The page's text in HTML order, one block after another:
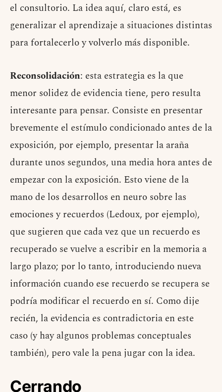
el consultorio. La idea aquí, claro está, es
generalizar el aprendizaje a situaciones distintas
para fortalecerlo y volverlo más disponible.
Reconsolidación: esta estrategia es la que
menor solidez de evidencia tiene, pero resulta
interesante para pensar. Consiste en presentar
brevemente el estímulo condicionado antes de la
exposición, por ejemplo, presentar la araña
durante unos segundos, una media hora antes de
empezar con la exposición. Esto viene de la
mano de los desarrollos en neuro sobre las
emociones y recuerdos (Ledoux, por ejemplo),
que sugieren que cada vez que un recuerdo es
recuperado se vuelve a escribir en la memoria a
largo plazo; por lo tanto, introduciendo nueva
información cuando ese recuerdo se recupera se
podría modificar el recuerdo en sí. Como dije
recién, la evidencia es contradictoria en este
caso (y hay algunos problemas conceptuales
también), pero vale la pena jugar con la idea.
Cerrando